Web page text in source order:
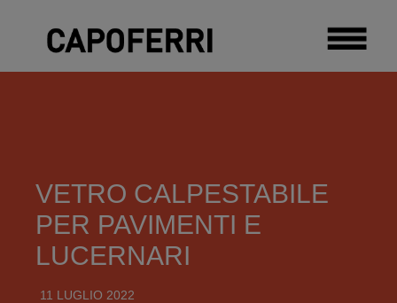
VETRO CALPESTABILE
PER PAVIMENTI E
LUCERNARI
11 LUGLIO 2022